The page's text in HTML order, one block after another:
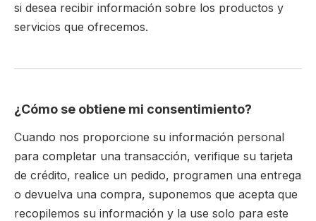
si desea recibir información sobre los productos y
servicios que ofrecemos.
¿Cómo se obtiene mi consentimiento?
Cuando nos proporcione su información personal
para completar una transacción, verifique su tarjeta
de crédito, realice un pedido, programen una entrega
o devuelva una compra, suponemos que acepta que
recopilemos su información y la use solo para este